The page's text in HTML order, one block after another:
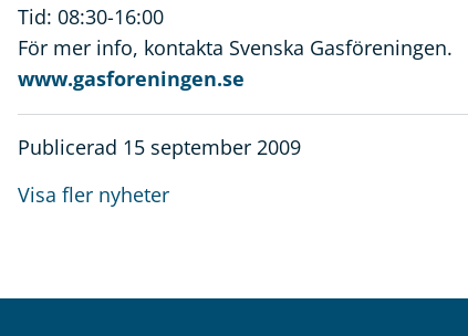
Tid: 08:30-16:00
För mer info, kontakta Svenska Gasföreningen.
www.gasforeningen.se
Publicerad 15 september 2009
Visa fler nyheter